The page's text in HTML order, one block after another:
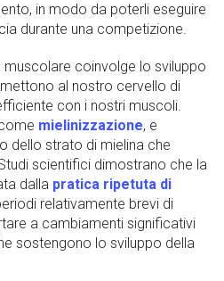
in modo da poterli eseguire
durante una competizione.
coinvolge lo sviluppo
al nostro cervello di
con i nostri muscoli.
mielinizzazione, e
dello strato di mielina che
scientifici dimostrano che la
dalla pratica ripetuta di
relativamente brevi di
a cambiamenti significativi
sostengono lo sviluppo della